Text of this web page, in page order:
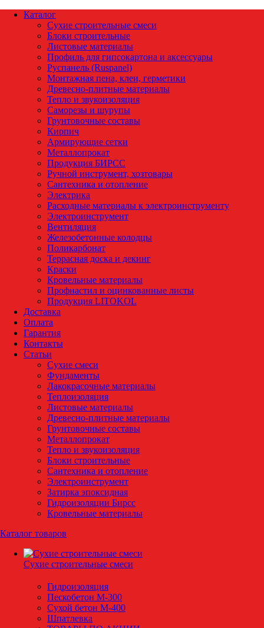
Каталог
Сухие строительные смеси
Блоки строительные
Листовые материалы
Профиль для гипсокартона и аксессуары
Руспанель (Ruspanel)
Монтажная пена, клеи, герметики
Древесно-плитные материалы
Тепло и звукоизоляция
Саморезы и шурупы
Грунтовочные составы
Кирпич
Армирующие сетки
Металлопрокат
Продукция БИРСС
Ручной инструмент, хозтовары
Сантехника и отопление
Электрика
Расходные материалы к электроинструменту
Электроинструмент
Вентиляция
Железобетонные колодцы
Поликарбонат
Террасная доска и декинг
Краски
Кровельные материалы
Профнастил и оцинкованные листы
Продукция LITOKOL
Доставка
Оплата
Гарантия
Контакты
Статьи
Сухие смеси
Фундаменты
Лакокрасочные материалы
Теплоизоляция
Листовые материалы
Древесно-плитные материалы
Грунтовочные составы
Металлопрокат
Тепло и звукоизоляция
Блоки строительные
Сантехника и отопление
Электроинструмент
Затирка эпоксидная
Гидроизоляции Бирсс
Кровельные материалы
Каталог товаров
Сухие строительные смеси
Гидроизоляция
Пескобетон М-300
Сухой бетон М-400
Шпатлевка